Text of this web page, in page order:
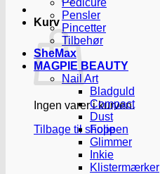
Kurv
Ingen varer i kurven.
Tilbage til shoppen
Pedicure
Pensler
Pincetter
Tilbehør
SheMax
MAGPIE BEAUTY
Nail Art
Bladguld
Compact
Dust
Folie
Glimmer
Inkie
Klistermærker